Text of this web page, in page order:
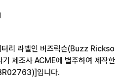
터리 라벨인 버즈릭슨(Buzz Rickso
제조사 ACME에 별주하여 제작한
입니다.